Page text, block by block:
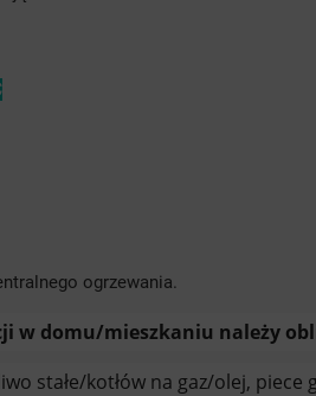
ogrzewania.
w domu/mieszkaniu należy
stałe/kotłów na gaz/olej, piece